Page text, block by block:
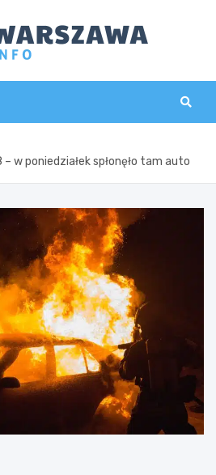
w poniedziałek spłonęło tam auto